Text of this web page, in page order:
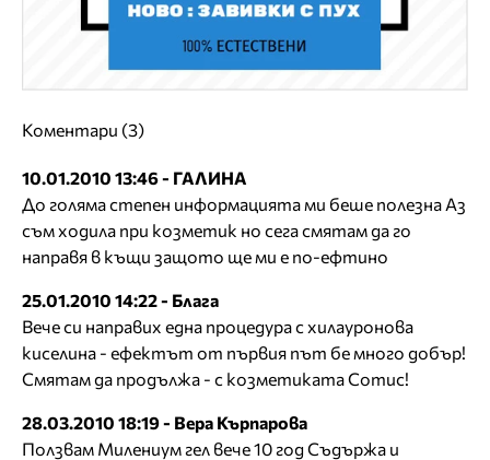
Коментари (3)
10.01.2010 13:46 - ГАЛИНА
До голяма степен информацията ми беше полезна Аз
съм ходила при козметик но сега смятам да го
направя в къщи защото ще ми е по-ефтино
25.01.2010 14:22 - Блага
Вече си направих една процедура с хилауронова
киселина - ефектът от първия път бе много добър!
Смятам да продължа - с козметиката Сотис!
28.03.2010 18:19 - Вера Кърпарова
Ползвам Милениум гел вече 10 год Съдържа и